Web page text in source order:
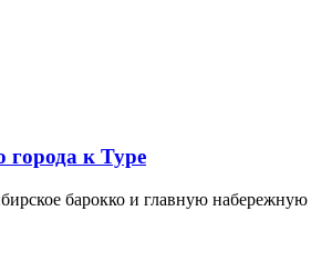
города к Туре
барокко и главную